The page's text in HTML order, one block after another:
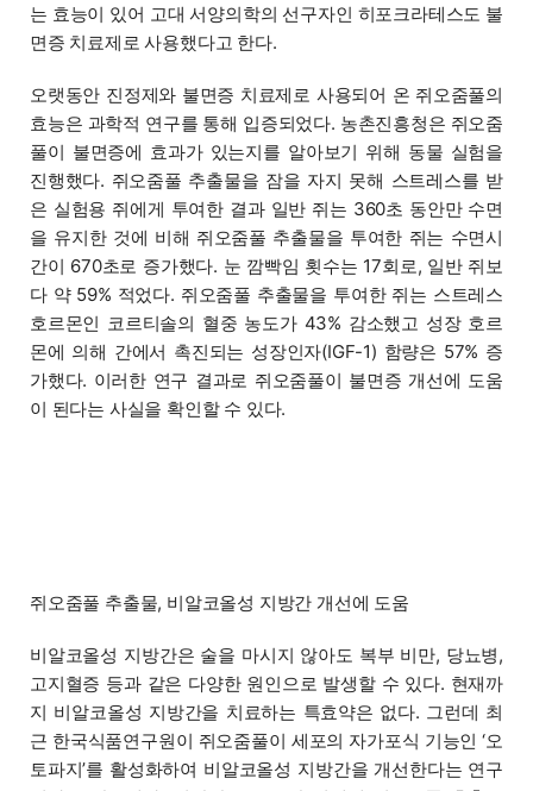
는 효능이 있어 고대 서양의학의 선구자인 히포크라테스도 불
면증 치료제로 사용했다고 한다.
오랫동안 진정제와 불면증 치료제로 사용되어 온 쥐오줌풀의
효능은 과학적 연구를 통해 입증되었다. 농촌진흥청은 쥐오줌
풀이 불면증에 효과가 있는지를 알아보기 위해 동물 실험을
진행했다. 쥐오줌풀 추출물을 잠을 자지 못해 스트레스를 받
은 실험용 쥐에게 투여한 결과 일반 쥐는 360초 동안만 수면
을 유지한 것에 비해 쥐오줌풀 추출물을 투여한 쥐는 수면시
간이 670초로 증가했다. 눈 깜빡임 횟수는 17회로, 일반 쥐보
다 약 59% 적었다. 쥐오줌풀 추출물을 투여한 쥐는 스트레스
호르몬인 코르티솔의 혈중 농도가 43% 감소했고 성장 호르
몬에 의해 간에서 촉진되는 성장인자(IGF-1) 함량은 57% 증
가했다. 이러한 연구 결과로 쥐오줌풀이 불면증 개선에 도움
이 된다는 사실을 확인할 수 있다.
쥐오줌풀 추출물, 비알코올성 지방간 개선에 도움
비알코올성 지방간은 술을 마시지 않아도 복부 비만, 당뇨병,
고지혈증 등과 같은 다양한 원인으로 발생할 수 있다. 현재까
지 비알코올성 지방간을 치료하는 특효약은 없다. 그런데 최
근 한국식품연구원이 쥐오줌풀이 세포의 자가포식 기능인 ‘오
토파지’를 활성화하여 비알코올성 지방간을 개선한다는 연구